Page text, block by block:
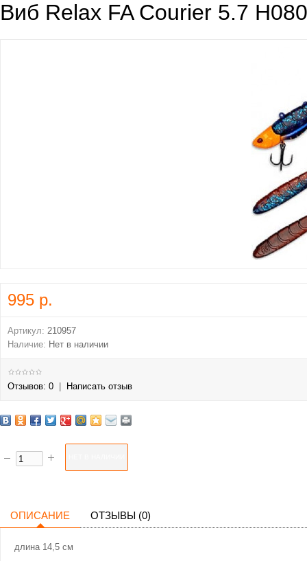
Виб Relax FA Courier 5.7
995 р.
Артикул: 210957
Наличие: Нет в наличии
Отзывов: 0 Написать отзыв
ОПИСАНИЕ ОТЗЫВЫ (0)
длина 14,5 см